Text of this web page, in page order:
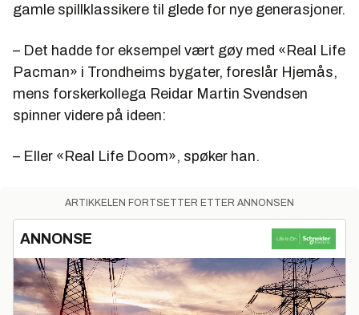
gamle spillklassikere til glede for nye generasjoner.
– Det hadde for eksempel vært gøy med «Real Life
Pacman» i Trondheims bygater, foreslår Hjemås,
mens forskerkollega Reidar Martin Svendsen
spinner videre på ideen:
– Eller «Real Life Doom», spøker han.
ARTIKKELEN FORTSETTER ETTER ANNONSEN
ANNONSE